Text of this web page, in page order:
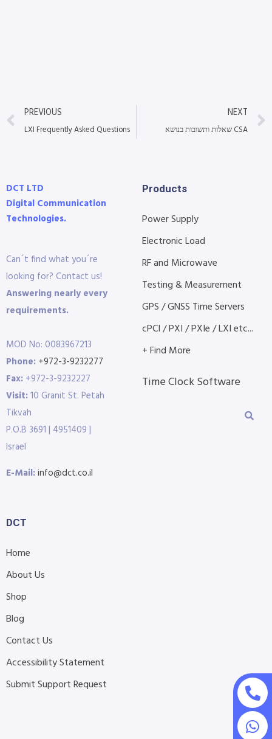
PREVIOUS
LXI Frequently Asked Questions
NEXT
שאלות ותשובות בנושא CSA
DCT LTD
Digital Communication
Technologies.
Can´t find what you´re
looking for? Contact us!
Answering nearly every
requirements.
MOD No: 0083967213
Phone: +972-3-9232277
Fax: +972-3-9232227
Visit:10 Granit St. Petah
Tikvah
P.O.B 3691 | 4951409 |
Israel
E-Mail:info@dct.co.il
Products
Power Supply
Electronic Load
RF and Microwave
Testing & Measurement
GPS / GNSS Time Servers
cPCI / PXI / PXIe / LXI etc...
+ Find More
Time Clock Software
DCT
Home
About Us
Shop
Blog
Contact Us
Accessibility Statement
Submit Support Request